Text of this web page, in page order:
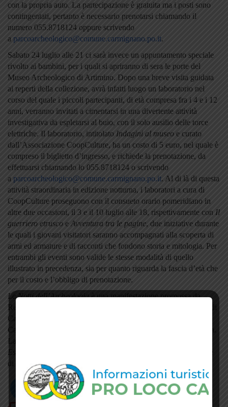
con la propria auto. La partecipazione è gratuita ma i posti sono
contingentati, pertanto è necessario prenotarsi chiamando il
numero 055.8718124 oppure scrivendo
a parcoarcheologico@comune.carmignano.po.it.
Sabato 24 luglio alle 21 ci sarà invece un appuntamento speciale
rivolto ai bambini, per i quali si apriranno di sera le porte del
Museo Archeologico di Artimino. Dopo una breve visita guidata
ai reperti della collezione, avrà infatti luogo un laboratorio nel
corso del quale i piccoli partecipanti, di età compresa fra i 4 e i 12
anni, verranno invitati a cimentarsi in una divertente attività
investigativa da espletarsi al buio, con il solo ausilio delle torce
elettriche. Il laboratorio, intitolato Indagini al museo e curato
dall’Associazione CoopCulture, ha un costo di 5 euro, nel quale è
compreso il biglietto d’ingresso, e richiede la prenotazione, da
effettuarsi chiamando lo 055.8718124 o scrivendo
a parcoarcheologico@comune.carmignano.po.it. Al di là di questa
attività straordinaria in edizione notturna, i laboratori a cura di
CoopCulture proseguono con il consueto orario pomeridiano in
altre due occasioni, il 3 e il 10 luglio alle 18, rispettivamente con Il
guerriero etrusco e Avventura tra le pagine, due iniziative durante
le quali i giovani visitatori saranno accompagnati alla scoperta di
armi ed armature e di racconti che fondono storia e mitologia. Per
entrambi gli eventi sono valide le stesse modalità di quello
illustrato in precedenza, sia per quanto riguarda la fascia d’età che
per il costo e l’obbligo di prenotazione.
Le Notti dell’Archeologiaè una manifestazione promossa da
Regione Toscana, con iniziative curate dal Parco Archeologico di
Carmignano, in collaborazione con il Gruppo Archeologico
Carmignanese e la Direzione Regionale dei Musei della Toscana.
La rassegna è inoltre inserita nel programma di
Estate 2021
di Carmignano. (Barbara Prosperi